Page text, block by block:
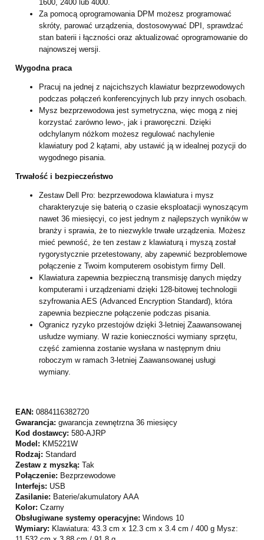
1600, 2400 lub 4000.
Za pomocą oprogramowania DPM możesz programować
skróty, parować urządzenia, dostosowywać DPI, sprawdzać
stan baterii i łączności oraz aktualizować oprogramowanie do
najnowszej wersji.
Wygodna praca
Pracuj na jednej z najcichszych klawiatur bezprzewodowych
podczas połączeń konferencyjnych lub przy innych osobach.
Mysz bezprzewodowa jest symetryczna, więc mogą z niej
korzystać zarówno lewo-, jak i praworęczni. Dzięki
odchylanym nóżkom możesz regulować nachylenie
klawiatury pod 2 kątami, aby ustawić ją w idealnej pozycji do
wygodnego pisania.
Trwałość i bezpieczeństwo
Zestaw Dell Pro: bezprzewodowa klawiatura i mysz
charakteryzuje się baterią o czasie eksploatacji wynoszącym
nawet 36 miesięcyi, co jest jednym z najlepszych wyników w
branży i sprawia, że to niezwykle trwałe urządzenia. Możesz
mieć pewność, że ten zestaw z klawiaturą i myszą został
rygorystycznie przetestowany, aby zapewnić bezproblemowe
połączenie z Twoim komputerem osobistym firmy Dell.
Klawiatura zapewnia bezpieczną transmisję danych między
komputerami i urządzeniami dzięki 128-bitowej technologii
szyfrowania AES (Advanced Encryption Standard), która
zapewnia bezpieczne połączenie podczas pisania.
Ogranicz ryzyko przestojów dzięki 3-letniej Zaawansowanej
usłudze wymiany. W razie konieczności wymiany sprzętu,
część zamienna zostanie wysłana w następnym dniu
roboczym w ramach 3-letniej Zaawansowanej usługi
wymiany.
EAN: 0884116382720
Gwarancja: gwarancja zewnętrzna 36 miesięcy
Kod dostawcy: 580-AJRP
Model: KM5221W
Rodzaj: Standard
Zestaw z myszką: Tak
Połączenie: Bezprzewodowe
Interfejs: USB
Zasilanie: Baterie/akumulatory AAA
Kolor: Czarny
Obsługiwane systemy operacyjne: Windows 10
Wymiary: Klawiatura: 43.3 cm x 12.3 cm x 3.4 cm / 400 g Mysz: